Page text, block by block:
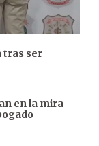
tras ser
en la mira